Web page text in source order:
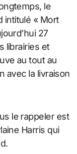
le
intitulé « Mort
27
librairies et
au tout au
avec la livraison
le rappeler est
Harris qui